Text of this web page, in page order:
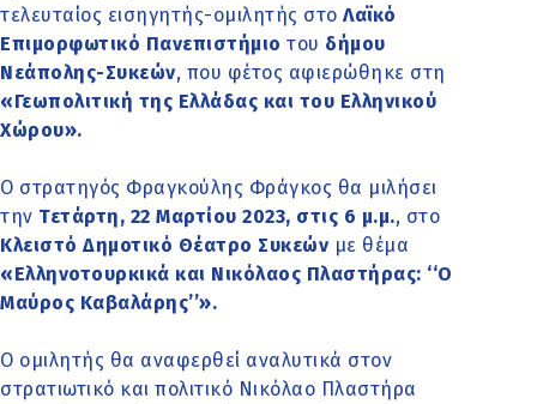
τελευταίος εισηγητής-ομιλητής στο Λαϊκό
Επιμορφωτικό Πανεπιστήμιο του δήμου
Νεάπολης-Συκεών, που φέτος αφιερώθηκε στη
«Γεωπολιτική της Ελλάδας και του Ελληνικού
Χώρου».
Ο στρατηγός Φραγκούλης Φράγκος θα μιλήσει
την Τετάρτη, 22 Μαρτίου 2023, στις 6 μ.μ., στο
Κλειστό Δημοτικό Θέατρο Συκεών με θέμα
«Ελληνοτουρκικά και Νικόλαος Πλαστήρας: ‘‘Ο
Μαύρος Καβαλάρης’’».
Ο ομιλητής θα αναφερθεί αναλυτικά στον
στρατιωτικό και πολιτικό Νικόλαο Πλαστήρα